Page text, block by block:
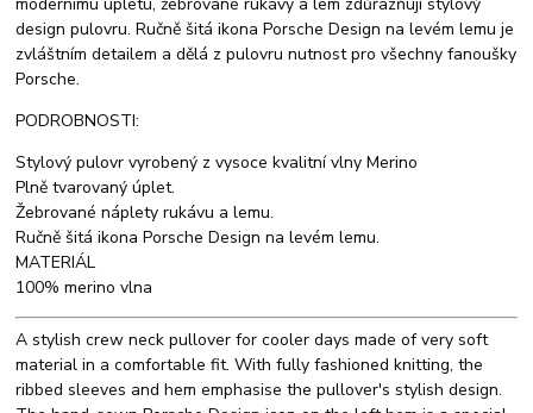
design pulovru. Ručně šitá ikona Porsche Design na levém lemu je
zvláštním detailem a dělá z pulovru nutnost pro všechny fanoušky
Porsche.
PODROBNOSTI:
Stylový pulovr vyrobený z vysoce kvalitní vlny Merino
Plně tvarovaný úplet.
Žebrované náplety rukávu a lemu.
Ručně šitá ikona Porsche Design na levém lemu.
MATERIÁL
100% merino vlna
A stylish crew neck pullover for cooler days made of very soft
material in a comfortable fit. With fully fashioned knitting, the
ribbed sleeves and hem emphasise the pullover's stylish design.